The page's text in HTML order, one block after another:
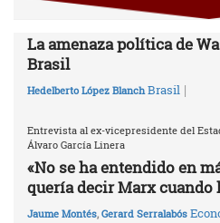
La amenaza política de
Brasil
Hedelberto López Blanch Brasil |
Entrevista al ex-vicepresidente del
Álvaro García Linera
«No se ha entendido en
quería decir Marx cuando
Jaume Montés, Gerard Serralabós